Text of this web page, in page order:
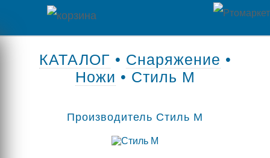
ГлавнаяКАТАЛОГ • Снаряжение •
Ножи • Стиль М
Производитель Стиль М